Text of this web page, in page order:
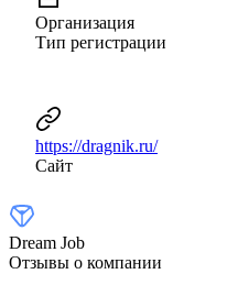
Организация
Тип регистрации
https://dragnik.ru/
Сайт
Dream Job
Отзывы о компании